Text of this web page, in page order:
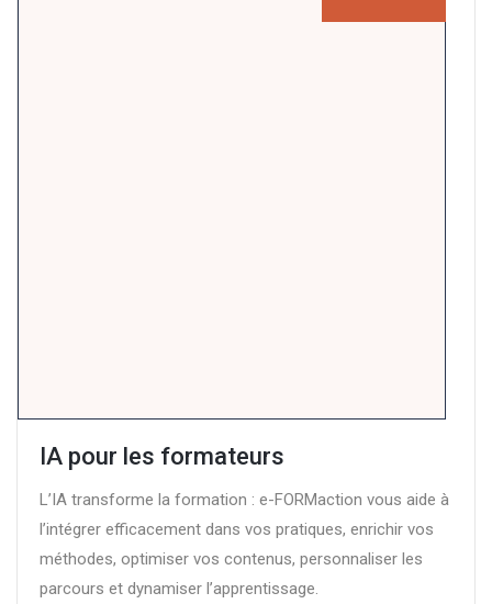
IA pour les formateurs
L’IA transforme la formation : e-FORMaction vous aide à
l’intégrer efficacement dans vos pratiques, enrichir vos
méthodes, optimiser vos contenus, personnaliser les
parcours et dynamiser l’apprentissage.